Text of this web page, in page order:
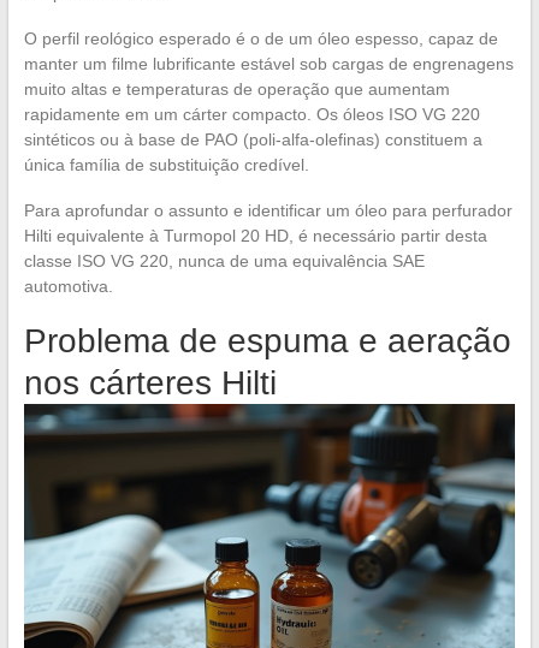
O perfil reológico esperado é o de um óleo espesso, capaz de
manter um filme lubrificante estável sob cargas de engrenagens
muito altas e temperaturas de operação que aumentam
rapidamente em um cárter compacto. Os óleos ISO VG 220
sintéticos ou à base de PAO (poli-alfa-olefinas) constituem a
única família de substituição credível.
Para aprofundar o assunto e identificar um óleo para perfurador
Hilti equivalente à Turmopol 20 HD, é necessário partir desta
classe ISO VG 220, nunca de uma equivalência SAE
automotiva.
Problema de espuma e aeração
nos cárteres Hilti